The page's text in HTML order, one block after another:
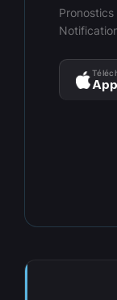
Pronostics